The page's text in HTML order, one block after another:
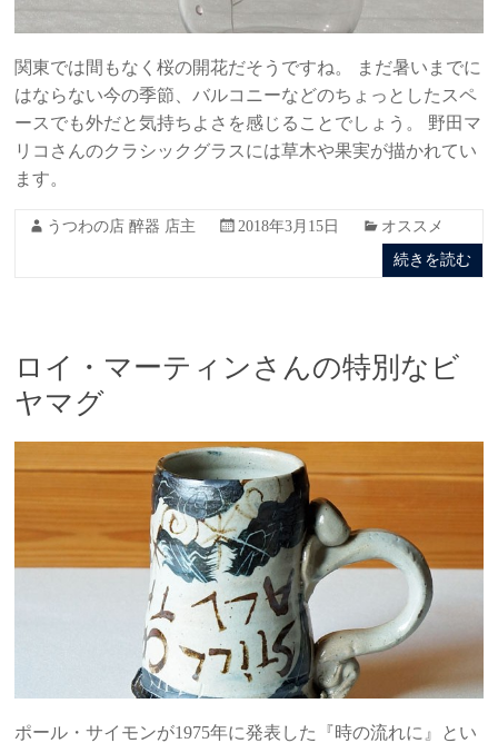
関東では間もなく桜の開花だそうですね。 まだ暑いまでに
はならない今の季節、バルコニーなどのちょっとしたスペ
ースでも外だと気持ちよさを感じることでしょう。 野田マ
リコさんのクラシックグラスには草木や果実が描かれてい
ます。
うつわの店 醉器 店主 2018年3月15日
オススメ
続きを読む
ロイ・マーティンさんの特別なビ
ヤマグ
ポール・サイモンが1975年に発表した『時の流れに』とい